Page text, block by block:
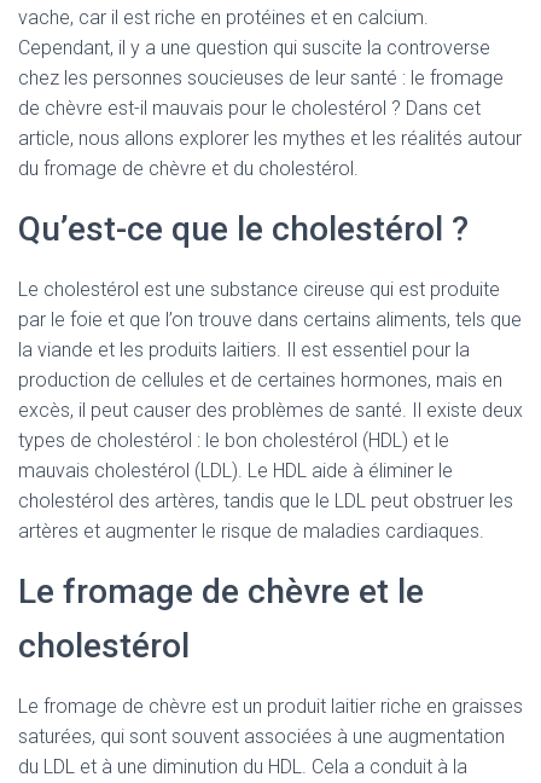
vache, car il est riche en protéines et en calcium.
Cependant, il y a une question qui suscite la controverse
chez les personnes soucieuses de leur santé : le fromage
de chèvre est-il mauvais pour le cholestérol ? Dans cet
article, nous allons explorer les mythes et les réalités autour
du fromage de chèvre et du cholestérol.
Qu’est-ce que le cholestérol ?
Le cholestérol est une substance cireuse qui est produite
par le foie et que l’on trouve dans certains aliments, tels que
la viande et les produits laitiers. Il est essentiel pour la
production de cellules et de certaines hormones, mais en
excès, il peut causer des problèmes de santé. Il existe deux
types de cholestérol : le bon cholestérol (HDL) et le
mauvais cholestérol (LDL). Le HDL aide à éliminer le
cholestérol des artères, tandis que le LDL peut obstruer les
artères et augmenter le risque de maladies cardiaques.
Le fromage de chèvre et le
cholestérol
Le fromage de chèvre est un produit laitier riche en graisses
saturées, qui sont souvent associées à une augmentation
du LDL et à une diminution du HDL. Cela a conduit à la